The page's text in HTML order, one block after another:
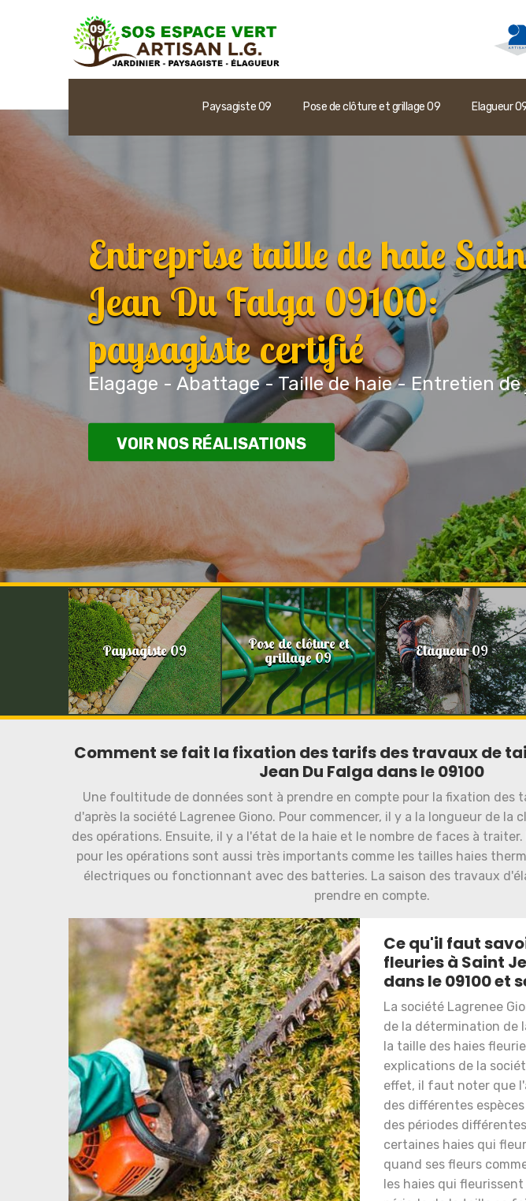
Paysagiste 09 Pose de clôture et grillage 09 Elagueur
Entreprise taille de haie
Jean Du Falga 09100:
paysagiste certifié
Elagage - Abattage - Taille de haie - Entretien
VOIR NOS RÉALISATIONS
Paysagiste 09 Pose de clôture et
grillage 09 Elagueur 09
Comment se fait la fixation des tarifs des travaux de
Jean Du Falga dans le 09100
Une foultitude de données sont à prendre en compte pour la fixation des
d'après la société Lagrenee Giono. Pour commencer, il y a la longueur de la
des opérations. Ensuite, il y a l'état de la haie et le nombre de faces à
pour les opérations sont aussi très importants comme les tailles haies
électriques ou fonctionnant avec des batteries. La saison des travaux
prendre en compte.
Ce qu'il faut
fleuries à Saint
dans le 09100 et
La société Lagrenee
de la détermination de
la taille des haies
explications de la
effet, il faut noter que
des différentes
des périodes
certaines haies qui
quand ses fleurs
les haies qui